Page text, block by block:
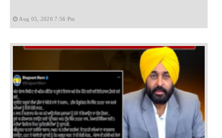
Aug 05, 2026 7:56 Pm